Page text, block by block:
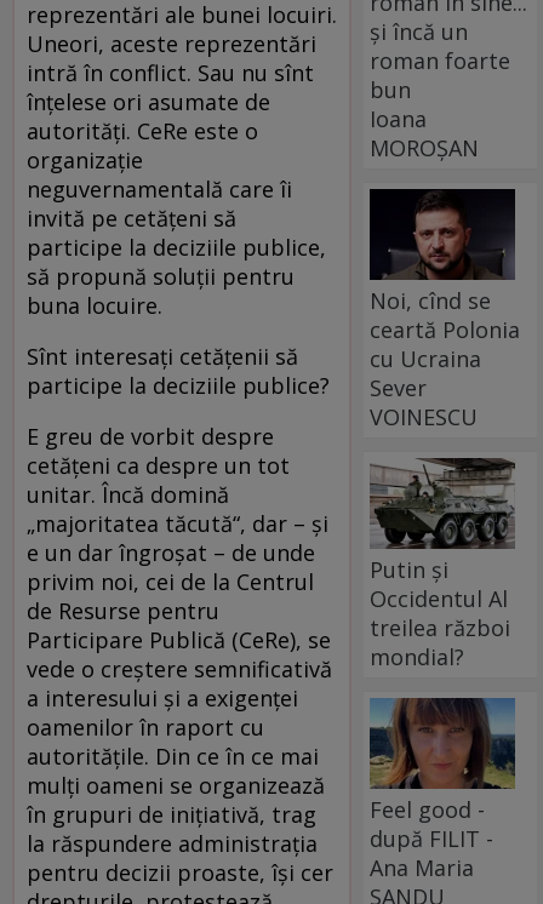
reprezentări ale bunei locuiri.
Uneori, aceste reprezentări
intră în conflict. Sau nu sînt
înţelese ori asumate de
autorităţi. CeRe este o
organizaţie
neguvernamentală care îi
invită pe cetăţeni să
participe la deciziile publice,
să propună soluţii pentru
buna locuire.
Sînt interesaţi cetăţenii să
participe la deciziile publice?
E greu de vorbit despre
cetăţeni ca despre un tot
unitar. Încă domină
„majoritatea tăcută“, dar – şi
e un dar îngroşat – de unde
privim noi, cei de la Centrul
de Resurse pentru
Participare Publică (CeRe), se
vede o creştere semnificativă
a interesului şi a exigenţei
oamenilor în raport cu
autorităţile. Din ce în ce mai
mulţi oameni se organizează
în grupuri de iniţiativă, trag
la răspundere administraţia
pentru decizii proaste, îşi cer
și încă un
roman foarte
bun
Ioana
MOROȘAN
Noi, cînd se
ceartă Polonia
cu Ucraina
Sever
VOINESCU
Putin și
Occidentul Al
treilea război
mondial?
Feel good -
după FILIT -
Ana Maria
SANDU